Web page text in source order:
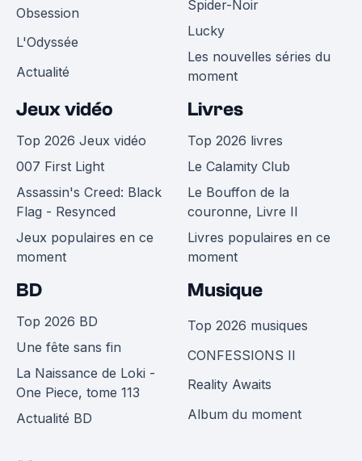
Obsession
L'Odyssée
Actualité
Spider-Noir
Lucky
Les nouvelles séries du
moment
Jeux vidéo
Top 2026 Jeux vidéo
007 First Light
Assassin's Creed: Black
Flag - Resynced
Jeux populaires en ce
moment
Livres
Top 2026 livres
Le Calamity Club
Le Bouffon de la
couronne, Livre II
Livres populaires en ce
moment
BD
Top 2026 BD
Une fête sans fin
La Naissance de Loki -
One Piece, tome 113
Actualité BD
Musique
Top 2026 musiques
CONFESSIONS II
Reality Awaits
Album du moment